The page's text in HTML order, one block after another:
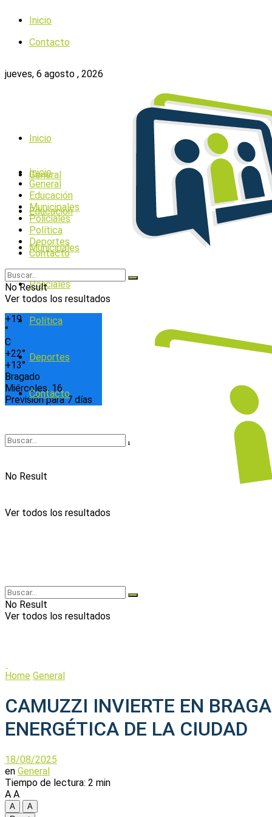
Inicio
Contacto
jueves, 6 agosto , 2026
+19
°
C
+22°
+13°
Bragado
Miércoles, 16
Previsión para 7 días
Inicio
General
Educación
Municipales
Policiales
Política
Deportes
Contacto
No Result
Ver todos los resultados
Inicio
General
Educación
Municipales
Policiales
Política
Deportes
Contacto
No Result
Ver todos los resultados
No Result
Ver todos los resultados
Home General
CAMUZZI INVIERTE EN
ENERGÉTICA DE LA CIUDAD
18/08/2025
en General
Tiempo de lectura: 2 min
A A
A
A